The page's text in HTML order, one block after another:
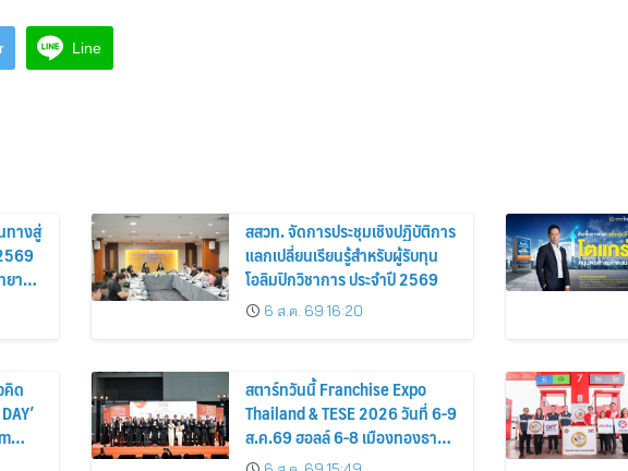
Line
ทางสู่
ยา
สสวท. จัดการประชุมเชิงปฏิบัติการ
แลกเปลี่ยนเรียนรู้สำหรับผู้รับทุน
โอลิมปิกวิชาการ ประจำปี 2569
6 ส.ค. 69 16:20
คิด
ร-
สตาร์ทวันนี้ Franchise Expo
Thailand & TESE 2026 วันที่ 6-9
ส.ค.69 ฮอลล์ 6-8 เมืองทองธานี
พบทัพธุรกิจ&แฟรนไชส์ ซัพพลาย